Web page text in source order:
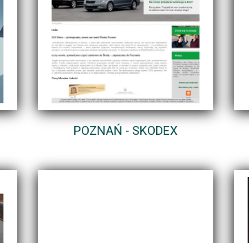
POZNAŃ - SKODEX